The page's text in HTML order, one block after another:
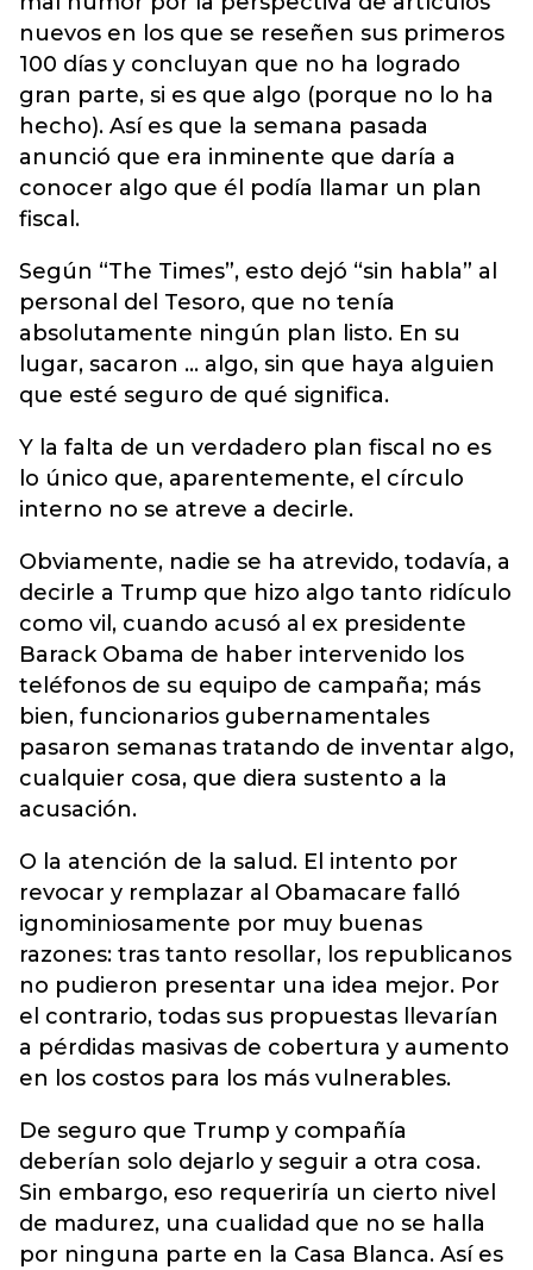
nuevos en los que se reseñen sus primeros
100 días y concluyan que no ha logrado
gran parte, si es que algo (porque no lo ha
hecho). Así es que la semana pasada
anunció que era inminente que daría a
conocer algo que él podía llamar un plan
fiscal.
Según “The Times”, esto dejó “sin habla” al
personal del Tesoro, que no tenía
absolutamente ningún plan listo. En su
lugar, sacaron … algo, sin que haya alguien
que esté seguro de qué significa.
Y la falta de un verdadero plan fiscal no es
lo único que, aparentemente, el círculo
interno no se atreve a decirle.
Obviamente, nadie se ha atrevido, todavía, a
decirle a Trump que hizo algo tanto ridículo
como vil, cuando acusó al ex presidente
Barack Obama de haber intervenido los
teléfonos de su equipo de campaña; más
bien, funcionarios gubernamentales
pasaron semanas tratando de inventar algo,
cualquier cosa, que diera sustento a la
acusación.
O la atención de la salud. El intento por
revocar y remplazar al Obamacare falló
ignominiosamente por muy buenas
razones: tras tanto resollar, los republicanos
no pudieron presentar una idea mejor. Por
el contrario, todas sus propuestas llevarían
a pérdidas masivas de cobertura y aumento
en los costos para los más vulnerables.
De seguro que Trump y compañía
deberían solo dejarlo y seguir a otra cosa.
Sin embargo, eso requeriría un cierto nivel
de madurez, una cualidad que no se halla
por ninguna parte en la Casa Blanca. Así es